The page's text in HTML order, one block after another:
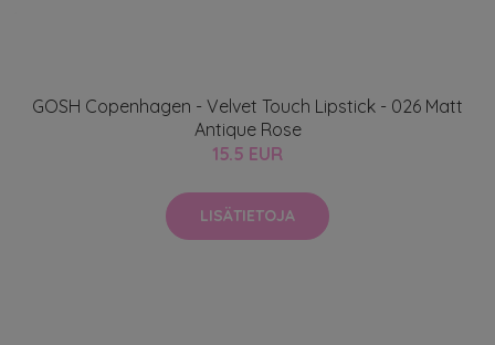
GOSH Copenhagen - Velvet Touch Lipstick - 026 Matt
Antique Rose
15.5 EUR
LISÄTIETOJA